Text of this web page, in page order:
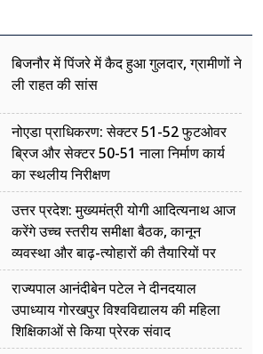
बिजनौर में पिंजरे में कैद हुआ गुलदार, ग्रामीणों ने
ली राहत की सांस
नोएडा प्राधिकरण: सेक्टर 51-52 फुटओवर
ब्रिज और सेक्टर 50-51 नाला निर्माण कार्य
का स्थलीय निरीक्षण
उत्तर प्रदेश: मुख्यमंत्री योगी आदित्यनाथ आज
करेंगे उच्च स्तरीय समीक्षा बैठक, कानून
व्यवस्था और बाढ़-त्योहारों की तैयारियों पर
नजर
राज्यपाल आनंदीबेन पटेल ने दीनदयाल
उपाध्याय गोरखपुर विश्वविद्यालय की महिला
शिक्षिकाओं से किया प्रेरक संवाद